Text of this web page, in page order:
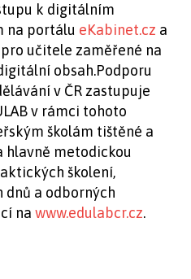
k digitálním
na portálu eKabinet.cz a
učitele zaměřené na
obsah.Podporu
v ČR zastupuje
v rámci tohoto
školám tištěné a
metodickou
školení,
a odborných
na www.edulabcr.cz.